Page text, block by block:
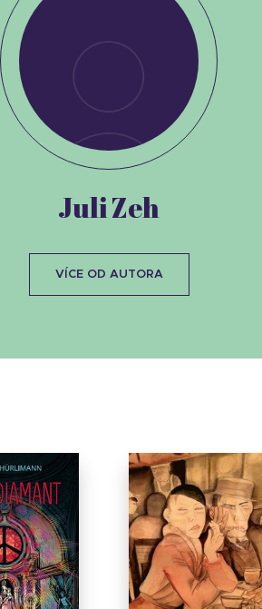
Juli Zeh
VÍCE OD AUTORA